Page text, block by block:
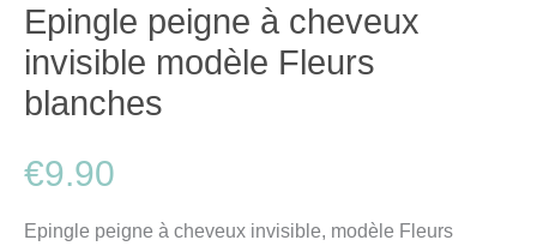
Epingle peigne à cheveux
invisible modèle Fleurs
blanches
€9.90
Epingle peigne à cheveux invisible, modèle Fleurs